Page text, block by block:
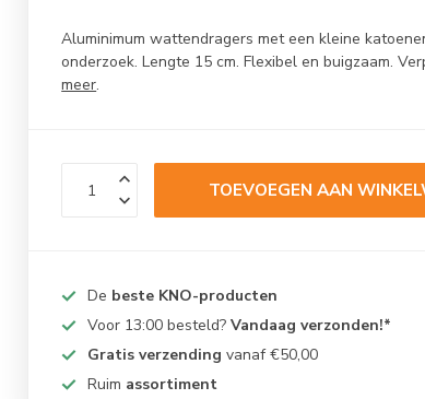
Aluminimum wattendragers met een kleine
onderzoek. Lengte 15 cm. Flexibel en buigzaam.
meer.
TOEVOEGEN AAN
De beste KNO-producten
Voor 13:00 besteld?Vandaag verzonden!*
Gratis verzending vanaf €50,00
Ruim assortiment